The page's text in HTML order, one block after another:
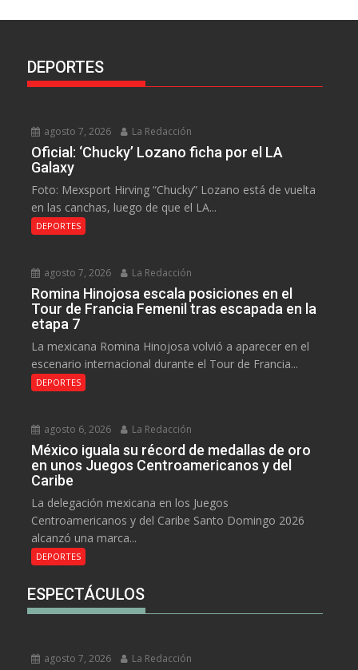
DEPORTES
agosto 7, 2026 La Redacción
Oficial: ‘Chucky’ Lozano ficha por el LA
Galaxy
Foto: Mexsport Hirving “Chucky” Lozano está de vuelta
en las canchas, luego de que el LA...
DEPORTES
agosto 7, 2026 La Redacción
Romina Hinojosa escala posiciones en el
Tour de Francia Femenil tras escapada en la
etapa 7
La mexicana Romina Hinojosa volvió a aparecer en el
escenario internacional durante el Tour de Francia...
DEPORTES
agosto 6, 2026 La Redacción
México iguala su récord de medallas de oro
en unos Juegos Centroamericanos y del
Caribe
La delegación mexicana en los Juegos
Centroamericanos y del Caribe Santo Domingo 2026
alcanzó una marca...
DEPORTES
ESPECTÁCULOS
agosto 7, 2026 La Redacción